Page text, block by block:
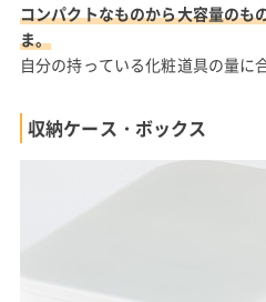
コンパクトなものから大容量のも
ま。
自分の持っている化粧道具の量に
収納ケース・ボックス